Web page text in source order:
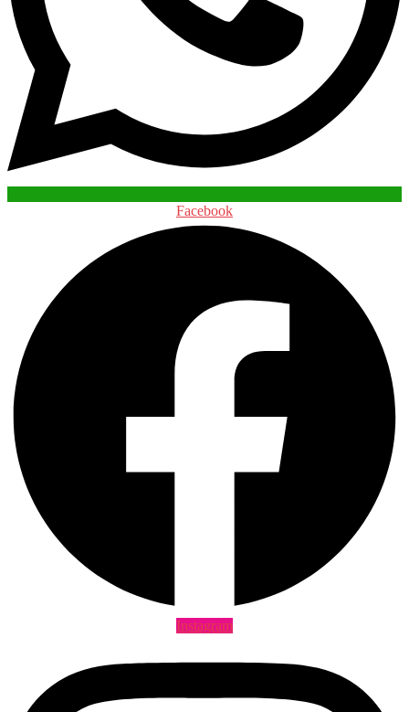
Facebook
Instagram